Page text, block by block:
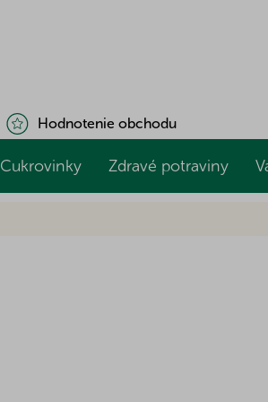
Hodnotenie obchodu
Cukrovinky Zdravé potraviny